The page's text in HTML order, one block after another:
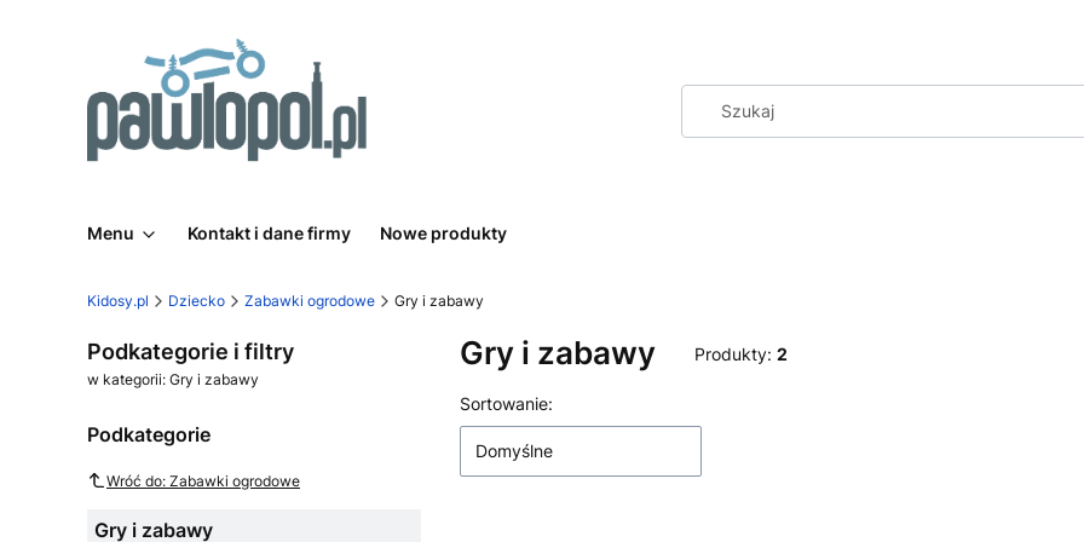
Menu Kontakt i dane firmy Nowe produkty
Kidosy.pl Dziecko Zabawki ogrodowe Gry i zabawy
Podkategorie i filtry
w kategorii: Gry i zabawy
Podkategorie
Wróć do: Zabawki ogrodowe
Gry i zabawy
Gry i zabawy Produkty: 2
Lista produktów
Sortowanie:
Domyślne